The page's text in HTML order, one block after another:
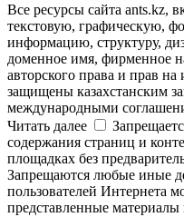
Все ресурсы сайта ants.kz,
текстовую, графическую,
информацию, структуру,
доменное имя, фирменное
авторского права и прав на
защищены казахстанским
международными
Читать далее
содержания страниц и
площадках без
Запрещаются любые иные
пользователей Интернета
представленные